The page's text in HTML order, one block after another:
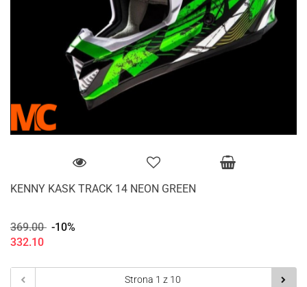
KENNY KASK TRACK 14 NEON GREEN
369.00 -10%
332.10